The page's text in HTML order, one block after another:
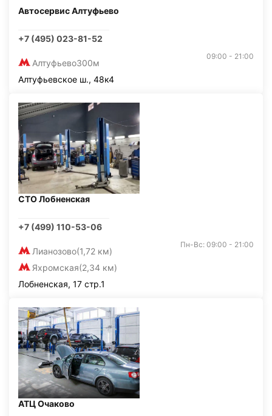
Автосервис Алтуфьево
+7 (495) 023-81-52
Алтуфьево300м
09:00 - 21:00
Алтуфьевское ш., 48к4
СТО Лобненская
+7 (499) 110-53-06
Лианозово(1,72 км)
Яхромская(2,34 км)
Пн-Вс: 09:00 - 21:00
Лобненская, 17 стр.1
АТЦ Очаково